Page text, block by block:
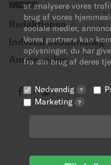
at analysere vores
brug af vores
sociale medier,
Vores partnere kan
oplysninger, du har
fra din brug af deres
Nødvendig ?
Marketing ?
MERE
Redaktionen
Indsend debatindlæg
Annoncering